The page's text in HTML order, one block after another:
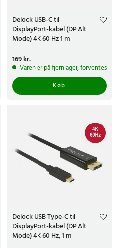
blive sendt inden for 5-7 hverdage
Delock USB-C til
DisplayPort-kabel (DP Alt
Mode) 4K 60 Hz 1 m
Pris:169 kr.
169 kr.
Varen er på fjernlager, forventes
Køb
Delock USB Type-C til
DisplayPort-kabel (DP Alt
Mode) 4K 60 Hz, 1 m